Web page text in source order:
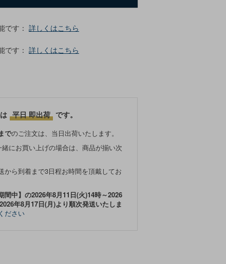
です： 詳しくはこちら
です： 詳しくはこちら
平日 即出荷 です。
でのご注文は、当日出荷いたします。
にお買い上げの場合は、商品が揃い次
から到着まで3日程お時間を頂戴してお
間中】の2026年8月11日(火)14時～2026
年8月17日(月)より順次発送いたしま
ださい